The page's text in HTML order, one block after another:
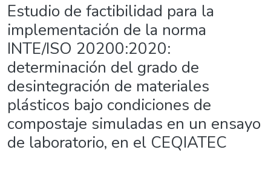
Estudio de factibilidad para la
implementación de la norma
INTE/ISO 20200:2020:
determinación del grado de
desintegración de materiales
plásticos bajo condiciones de
compostaje simuladas en un ensayo
de laboratorio, en el CEQIATEC